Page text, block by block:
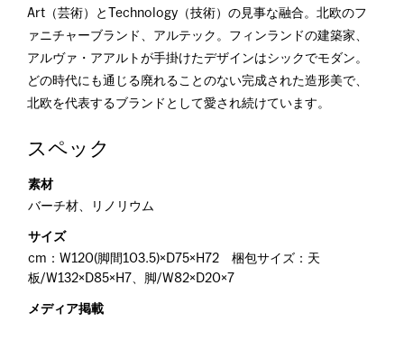
Art（芸術）とTechnology（技術）の見事な融合。北欧のフ
ァニチャーブランド、アルテック。フィンランドの建築家、
アルヴァ・アアルトが手掛けたデザインはシックでモダン。
どの時代にも通じる廃れることのない完成された造形美で、
北欧を代表するブランドとして愛され続けています。
スペック
素材
バーチ材、リノリウム
サイズ
cm：W120(脚間103.5)×D75×H72 梱包サイズ：天
板/W132×D85×H7、脚/W82×D20×7
メディア掲載